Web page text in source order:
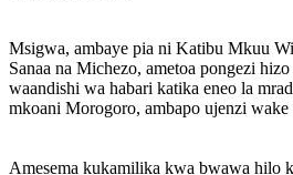
‎Msigwa, ambaye pia ni Katibu Mkuu
Sanaa na Michezo, ametoa pongezi
waandishi wa habari katika eneo la
mkoani Morogoro, ambapo ujenzi
‎Amesema kukamilika kwa bwawa hilo